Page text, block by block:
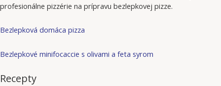
profesionálne pizzérie na prípravu bezlepkovej pizze.
Bezlepková domáca pizza
Bezlepkové minifocaccie s olivami a feta syrom
Recepty